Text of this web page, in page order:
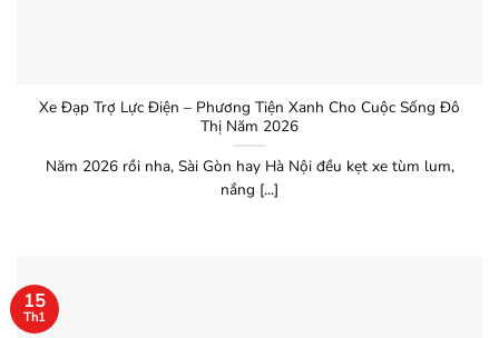
Xe Đạp Trợ Lực Điện – Phương Tiện Xanh Cho Cuộc Sống Đô
Thị Năm 2026
Năm 2026 rồi nha, Sài Gòn hay Hà Nội đều kẹt xe tùm lum,
nắng [...]
15
Th1